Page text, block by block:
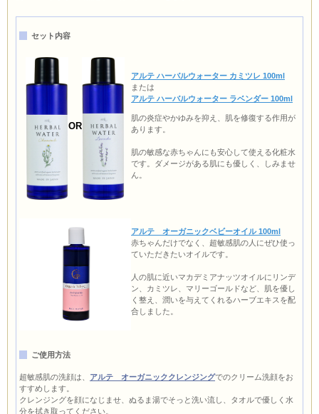
セット内容
OR
アルテ ハーバルウォーター カミツレ 100ml
または
アルテ ハーバルウォーター ラベンダー 100ml
肌の炎症やかゆみを抑え、肌を修復する作用が
あります。
肌の敏感な赤ちゃんにも安心して使える化粧水
です。ダメージがある肌にも優しく、しみませ
ん。
アルテ オーガニックベビーオイル 100ml
赤ちゃんだけでなく、超敏感肌の人にぜひ使っ
ていただきたいオイルです。
人の肌に近いマカデミアナッツオイルにリンデ
ン、カミツレ、マリーゴールドなど、肌を優し
く整え、潤いを与えてくれるハーブエキスを配
合しました。
ご使用方法
超敏感肌の洗顔は、 アルテ オーガニッククレンジングでのクリーム洗顔をお
すすめします。
クレンジングを顔になじませ、ぬるま湯でそっと洗い流し、タオルで優しく水
分を拭き取ってください。